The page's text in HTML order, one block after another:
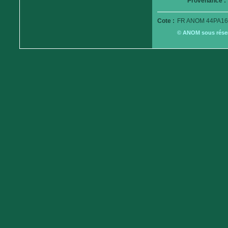
Cote : FR ANOM
© ANOM sous